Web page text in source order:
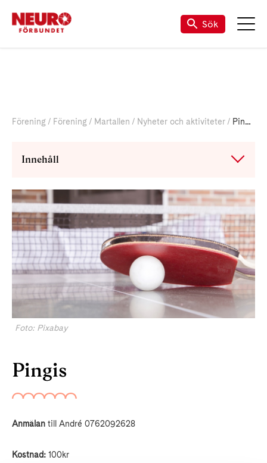
Sök
Förening Förening Martallen Nyheter och aktiviteter Pingis
Innehåll
Foto: Pixabay
Pingis
Anmälan till André 0762092628
Kostnad: 100kr